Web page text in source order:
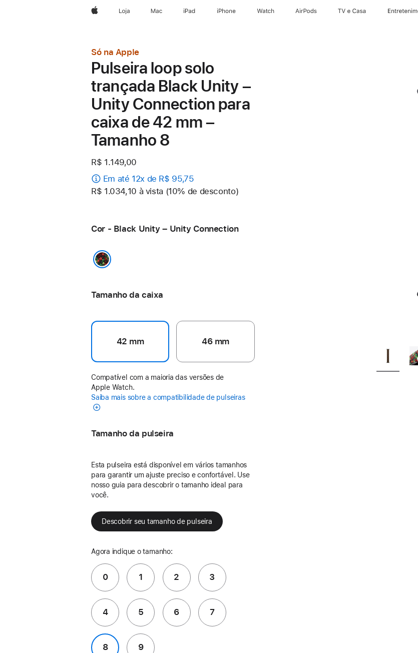
AppleLoja Mac iPad iPhone Apple Watch AirPods TV e Casa
Só na Apple
Pulseira loop solo
trançada Black Unity –
Unity Connection para
caixa de 42 mm –
Tamanho 8
R$ 1.149,00
Em até 12x de R$ 95,75
R$ 1.034,10 à vista (10% de desconto)
Cor - Black Unity – Unity Connection
Tamanho da caixa
42 mm 46 mm
Compatível com a maioria das versões de
Apple Watch.
Saiba mais sobre a compatibilidade de pulseiras
Tamanho da pulseira
Esta pulseira está disponível em vários tamanhos
para garantir um ajuste preciso e confortável. Use
nosso guia para descobrir o tamanho ideal para
você.
Descobrir seu tamanho de pulseira
Agora indique o tamanho:
0 1 2 3
4 5 6 7
8 9